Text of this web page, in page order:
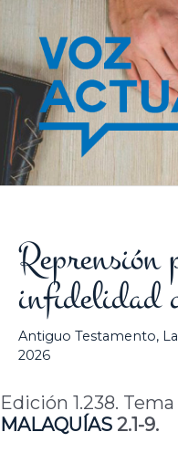
contenido
Reprensión
infidelidad
Antiguo Testamento,
2026
Edición 1.238.
MALAQUÍAS 2.1-9.